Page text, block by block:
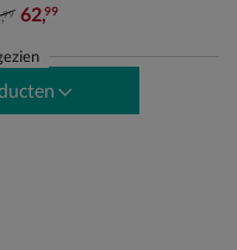
€ 89,99 voor € 62,99
,99 62,99